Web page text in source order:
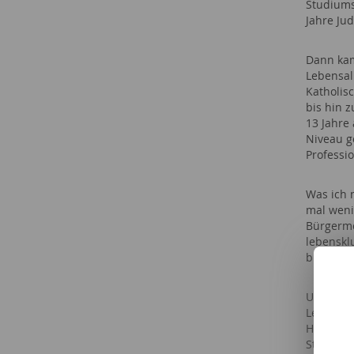
Jahre
Dann
bis hin
13
Niveau
Was ich
mal
Und